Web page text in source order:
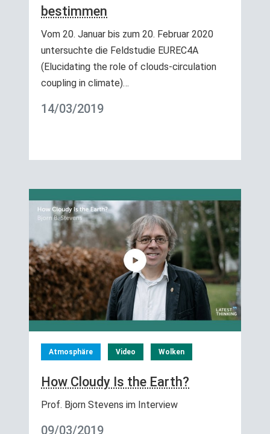
bestimmen
Vom 20. Januar bis zum 20. Februar 2020
untersuchte die Feldstudie EUREC4A
(Elucidating the role of clouds-circulation
coupling in climate)…
14/03/2019
Atmosphäre Video Wolken
How Cloudy Is the Earth?
Prof. Bjorn Stevens im Interview
09/03/2019